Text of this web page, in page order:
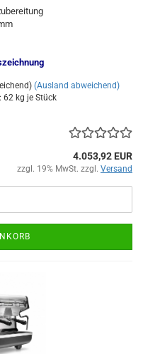
(Ausland abweichend)
62 kg je Stück
4.053,92 EUR
zzgl. 19% MwSt. zzgl. Versand